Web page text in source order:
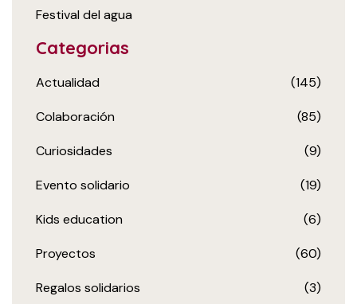
Festival del agua
Categorias
Actualidad (145)
Colaboración (85)
Curiosidades (9)
Evento solidario (19)
Kids education (6)
Proyectos (60)
Regalos solidarios (3)